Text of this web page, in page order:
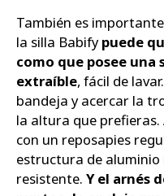
También es
la silla Babifypuede
como que posee una
extraíble, fácil de
bandeja y acercar la
la altura que
con un reposapies
estructura de aluminio
resistente. Y el arnés